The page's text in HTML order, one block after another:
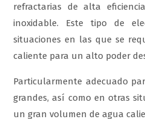
refractarias de alta
inoxidable. Este tipo de
situaciones en las que se
caliente para un alto poder
Particularmente adecuado
grandes, así como en otras
un gran volumen de agua